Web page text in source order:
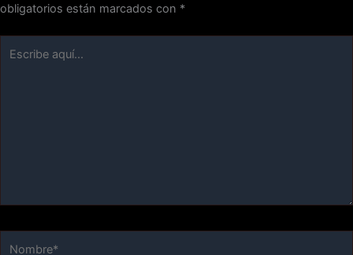
obligatorios están marcados con *
aquí...